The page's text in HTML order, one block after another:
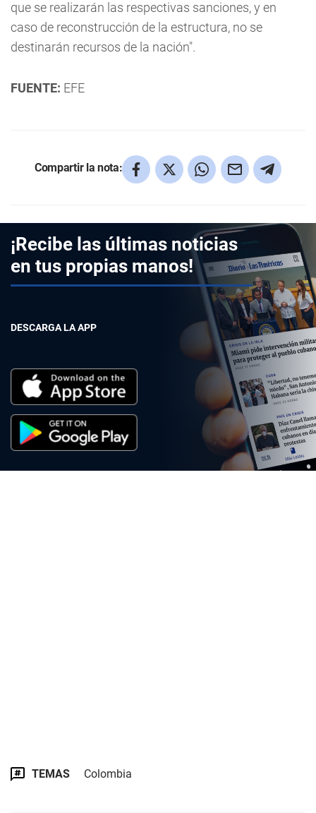
que se realizarán las respectivas sanciones, y en
caso de reconstrucción de la estructura, no se
destinarán recursos de la nación".
FUENTE: EFE
Compartir la nota:
¡Recibe las últimas noticias
en tus propias manos!
DESCARGA LA APP
TEMAS Colombia